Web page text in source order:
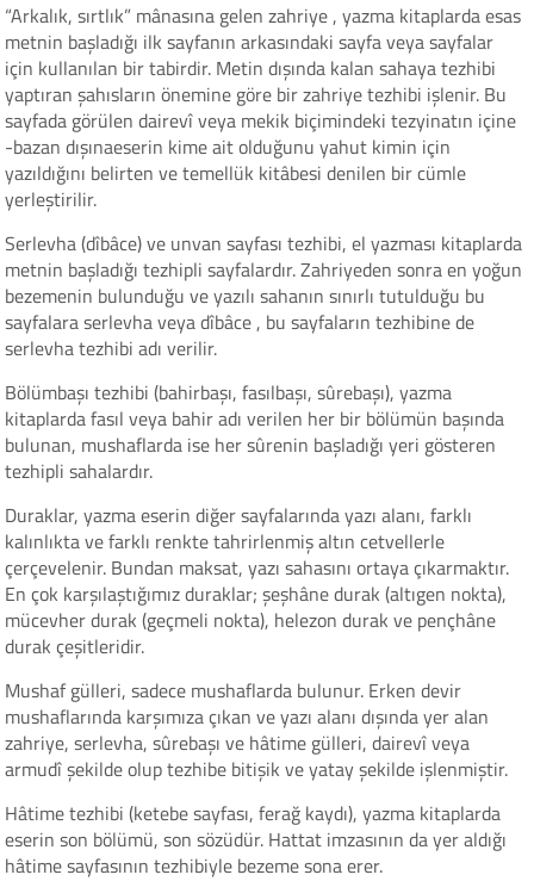
“Arkalık, sırtlık” mânasına gelen zahriye , yazma kitaplarda esas
metnin başladığı ilk sayfanın arkasındaki sayfa veya sayfalar
için kullanılan bir tabirdir. Metin dışında kalan sahaya tezhibi
yaptıran şahısların önemine göre bir zahriye tezhibi işlenir. Bu
sayfada görülen dairevî veya mekik biçimindeki tezyinatın içine
-bazan dışınaeserin kime ait olduğunu yahut kimin için
yazıldığını belirten ve temellük kitâbesi denilen bir cümle
yerleştirilir.
Serlevha (dîbâce) ve unvan sayfası tezhibi, el yazması kitaplarda
metnin başladığı tezhipli sayfalardır. Zahriyeden sonra en yoğun
bezemenin bulunduğu ve yazılı sahanın sınırlı tutulduğu bu
sayfalara serlevha veya dîbâce , bu sayfaların tezhibine de
serlevha tezhibi adı verilir.
Bölümbaşı tezhibi (bahirbaşı, fasılbaşı, sûrebaşı), yazma
kitaplarda fasıl veya bahir adı verilen her bir bölümün başında
bulunan, mushaflarda ise her sûrenin başladığı yeri gösteren
tezhipli sahalardır.
Duraklar, yazma eserin diğer sayfalarında yazı alanı, farklı
kalınlıkta ve farklı renkte tahrirlenmiş altın cetvellerle
çerçevelenir. Bundan maksat, yazı sahasını ortaya çıkarmaktır.
En çok karşılaştığımız duraklar; şeşhâne durak (altıgen nokta),
mücevher durak (geçmeli nokta), helezon durak ve pençhâne
durak çeşitleridir.
Mushaf gülleri, sadece mushaflarda bulunur. Erken devir
mushaflarında karşımıza çıkan ve yazı alanı dışında yer alan
zahriye, serlevha, sûrebaşı ve hâtime gülleri, dairevî veya
armudî şekilde olup tezhibe bitişik ve yatay şekilde işlenmiştir.
Hâtime tezhibi (ketebe sayfası, ferağ kaydı), yazma kitaplarda
eserin son bölümü, son sözüdür. Hattat imzasının da yer aldığı
hâtime sayfasının tezhibiyle bezeme sona erer.